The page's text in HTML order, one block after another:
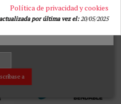
a
Política de privacidad y cookies
por última vez el:20/05/2025